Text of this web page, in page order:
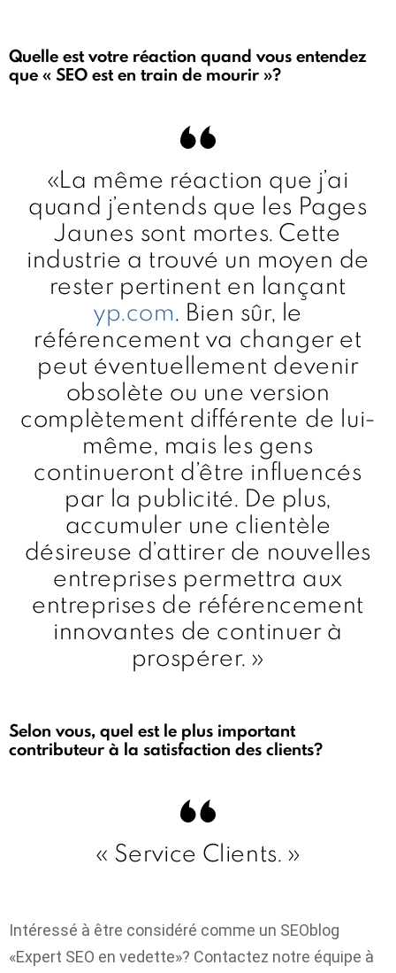
Quelle est votre réaction quand vous entendez
que « SEO est en train de mourir »?
«La même réaction que j’ai
quand j’entends que les Pages
Jaunes sont mortes. Cette
industrie a trouvé un moyen de
rester pertinent en lançant
yp.com. Bien sûr, le
référencement va changer et
peut éventuellement devenir
obsolète ou une version
complètement différente de lui-
même, mais les gens
continueront d’être influencés
par la publicité. De plus,
accumuler une clientèle
désireuse d’attirer de nouvelles
entreprises permettra aux
entreprises de référencement
innovantes de continuer à
prospérer. »
Selon vous, quel est le plus important
contributeur à la satisfaction des clients?
« Service Clients. »
Intéressé à être considéré comme un SEOblog
«Expert SEO en vedette»? Contactez notre équipe à